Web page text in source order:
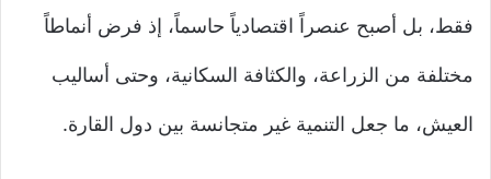
فقط، بل أصبح عنصراً اقتصادياً حاسماً، إذ فرض أنماطاً
مختلفة من الزراعة، والكثافة السكانية، وحتى أساليب
العيش، ما جعل التنمية غير متجانسة بين دول القارة.